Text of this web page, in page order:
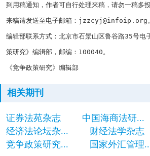
到用稿通知，作者可自行处理来稿，请勿一稿多投
来稿请发送至电子邮箱： jzzcyj@infoip.org 。
编辑部联系方式：北京市石景山区鲁谷路35号电
策研究》编辑部，邮编： 100040 。
《竞争政策研究》编辑部
相关期刊
证券法苑杂志
中国海商法研...
经济法论坛杂...
财经法学杂志
竞争政策研究...
国家外汇管理